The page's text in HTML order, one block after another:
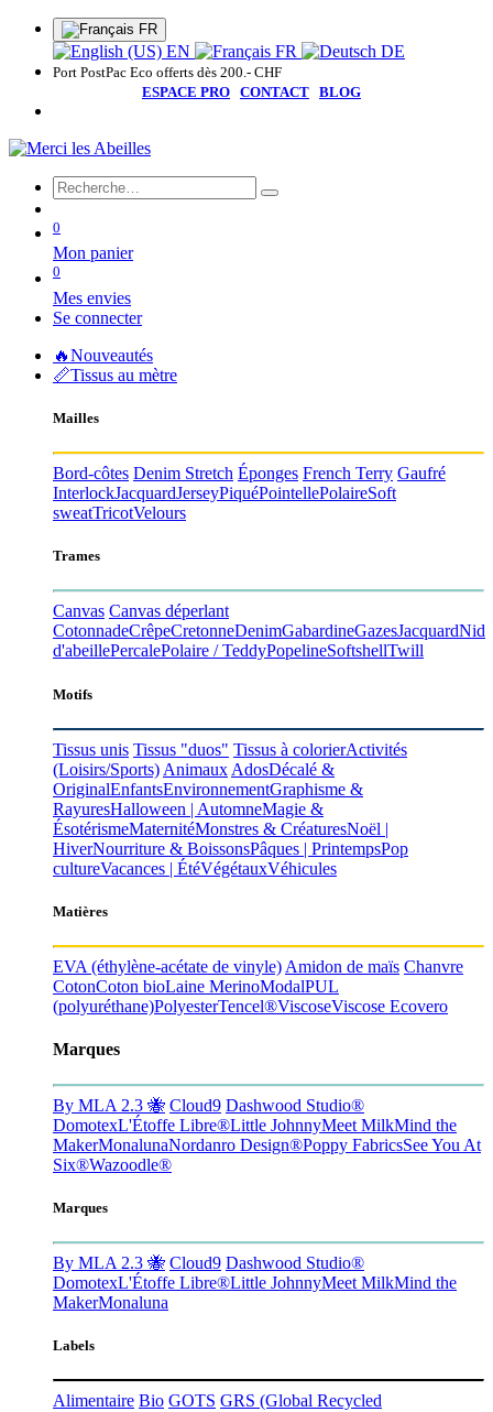
FR
EN FR DE
Port PostPac Eco offerts dès 200.- CHF
ESPACE PRO CONTACT BLOG
0
Mon panier
0
Mes envies
Se connecter
🔥Nouveautés
📏Tissus au mètre
Mailles
Bord-côtes Denim Stretch Éponges French Terry Gaufré
InterlockJacquardJerseyPiquéPointellePolaireSoft
sweatTricotVelours
Trames
Canvas Canvas déperlant
CotonnadeCrêpeCretonneDenimGabardineGazesJacquardNid
d'abeillePercalePolaire / TeddyPopelineSoftshellTwill
Motifs
Tissus unis Tissus "duos" Tissus à colorierActivités
(Loisirs/Sports) Animaux AdosDécalé &
OriginalEnfantsEnvironnementGraphisme &
RayuresHalloween | AutomneMagie &
ÉsotérismeMaternitéMonstres & CréaturesNoël |
HiverNourriture & BoissonsPâques | PrintempsPop
cultureVacances | ÉtéVégétauxVéhicules
Matières
EVA (éthylène-acétate de vinyle) Amidon de maïs Chanvre
CotonCoton bioLaine MerinoModalPUL
(polyuréthane)PolyesterTencel®ViscoseViscose Ecovero
Marques
By MLA 2.3 🐝 Cloud9 Dashwood Studio®
DomotexL'Étoffe Libre®Little JohnnyMeet MilkMind the
MakerMonalunaNordanro Design®Poppy FabricsSee You At
Six®Wazoodle®
Marques
By MLA 2.3 🐝 Cloud9 Dashwood Studio®
DomotexL'Étoffe Libre®Little JohnnyMeet MilkMind the
MakerMonaluna
Labels
Alimentaire Bio GOTS GRS (Global Recycled